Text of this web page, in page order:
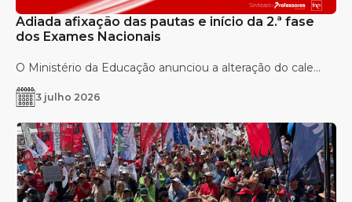
Adiada afixação das pautas e início da 2.ª fase
dos Exames Nacionais
O Ministério da Educação anunciou a alteração do cale...
3 julho 2026